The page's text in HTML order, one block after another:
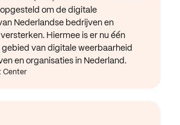
om de digitale
Nederlandse bedrijven en
Hiermee is er nu één
gebied van digitale weerbaarheid
en organisaties in Nederland.
Center